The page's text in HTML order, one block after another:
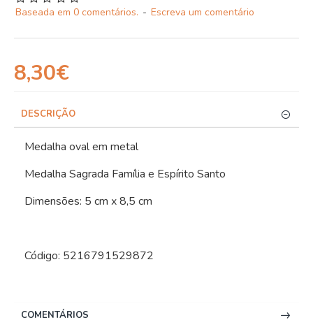
Baseada em 0 comentários. - Escreva um comentário
8,30€
DESCRIÇÃO
Medalha oval em metal
Medalha Sagrada Família e Espírito Santo
Dimensões: 5 cm x 8,5 cm
Código: 5216791529872
COMENTÁRIOS